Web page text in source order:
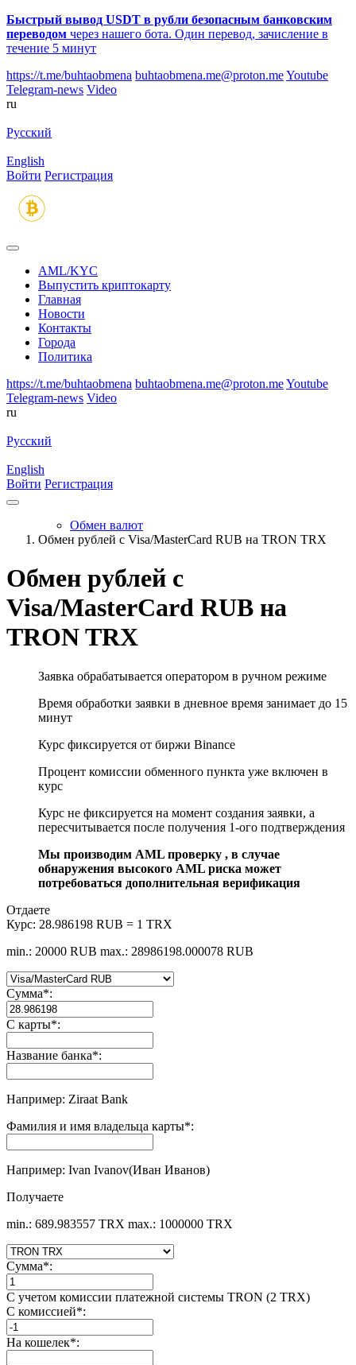
Быстрый вывод USDT в рубли безопасным банковским
переводом через нашего бота. Один перевод, зачисление в
течение 5 минут
https://t.me/buhtaobmena buhtaobmena.me@proton.meYoutube
Telegram-news Video
ru
Русский
English
Войти Регистрация
AML/KYC
Выпустить криптокарту
Главная
Новости
Контакты
Города
Политика
https://t.me/buhtaobmena buhtaobmena.me@proton.meYoutube
Telegram-news Video
ru
Русский
English
Войти Регистрация
Обмен валют
Обмен рублей с Visa/MasterCard RUB на TRON TRX
Обмен рублей с
Visa/MasterCard RUB на
TRON TRX
Заявка обрабатывается оператором в ручном режиме
Время обработки заявки в дневное время занимает до 15
минут
Курс фиксируется от биржи Binance
Процент комиссии обменного пункта уже включен в
курс
Курс не фиксируется на момент создания заявки, а
пересчитывается после получения 1-ого подтверждения
Мы производим AML проверку , в случае
обнаружения высокого AML риска может
потребоваться дополнительная верификация
Отдаете
Курс: 28.986198 RUB = 1 TRX
min.: 20000 RUB max.: 28986198.000078 RUB
Сумма*:
С карты*:
Название банка*:
Например: Ziraat Bank
Фамилия и имя владельца карты*:
Например: Ivan Ivanov(Иван Иванов)
Получаете
min.: 689.983557 TRX max.: 1000000 TRX
Сумма*:
С учетом комиссии платежной системы TRON (2 TRX)
С комиссией*:
На кошелек*: